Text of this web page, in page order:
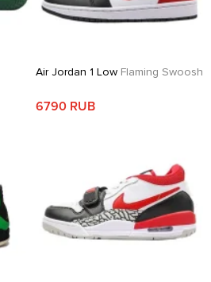
Air Jordan 1 Low Flaming Swoosh
6790 RUB